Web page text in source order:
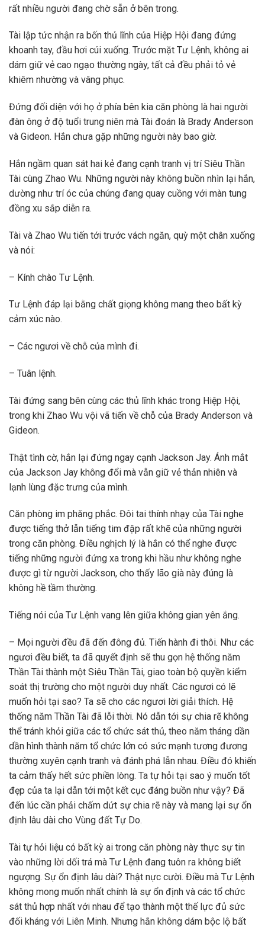
rất nhiều người đang chờ sẵn ở bên trong.
Tài lập tức nhận ra bốn thủ lĩnh của Hiệp Hội đang đứng
khoanh tay, đầu hơi cúi xuống. Trước mặt Tư Lệnh, không ai
dám giữ vẻ cao ngạo thường ngày, tất cả đều phải tỏ vẻ
khiêm nhường và vâng phục.
Đứng đối diện với họ ở phía bên kia căn phòng là hai người
đàn ông ở độ tuổi trung niên mà Tài đoán là Brady Anderson
và Gideon. Hắn chưa gặp những người này bao giờ.
Hắn ngầm quan sát hai kẻ đang cạnh tranh vị trí Siêu Thần
Tài cùng Zhao Wu. Những người này không buồn nhìn lại hắn,
dường như trí óc của chúng đang quay cuồng với màn tung
đồng xu sắp diễn ra.
Tài và Zhao Wu tiến tới trước vách ngăn, quỳ một chân xuống
và nói:
– Kính chào Tư Lệnh.
Tư Lệnh đáp lại bằng chất giọng không mang theo bất kỳ
cảm xúc nào.
– Các ngươi về chỗ của mình đi.
– Tuân lệnh.
Tài đứng sang bên cùng các thủ lĩnh khác trong Hiệp Hội,
trong khi Zhao Wu vội vã tiến về chỗ của Brady Anderson và
Gideon.
Thật tình cờ, hắn lại đứng ngay cạnh Jackson Jay. Ánh mắt
của Jackson Jay không đổi mà vẫn giữ vẻ thản nhiên và
lạnh lùng đặc trưng của mình.
Căn phòng im phăng phắc. Đôi tai thính nhạy của Tài nghe
được tiếng thở lẫn tiếng tim đập rất khẽ của những người
trong căn phòng. Điều nghịch lý là hắn có thể nghe được
tiếng những người đứng xa trong khi hầu như không nghe
được gì từ người Jackson, cho thấy lão già này đúng là
không hề tầm thường.
Tiếng nói của Tư Lệnh vang lên giữa không gian yên ắng.
– Mọi người đều đã đến đông đủ. Tiến hành đi thôi. Như các
ngươi đều biết, ta đã quyết định sẽ thu gọn hệ thống năm
Thần Tài thành một Siêu Thần Tài, giao toàn bộ quyền kiểm
soát thị trường cho một người duy nhất. Các ngươi có lẽ
muốn hỏi tại sao? Ta sẽ cho các ngươi lời giải thích. Hệ
thống năm Thần Tài đã lỗi thời. Nó dẫn tới sự chia rẽ không
thể tránh khỏi giữa các tổ chức sát thủ, theo năm tháng dần
dần hình thành năm tổ chức lớn có sức mạnh tương đương
thường xuyên cạnh tranh và đánh phá lẫn nhau. Điều đó khiến
ta cảm thấy hết sức phiền lòng. Ta tự hỏi tại sao ý muốn tốt
đẹp của ta lại dẫn tới một kết cục đáng buồn như vậy? Đã
đến lúc cần phải chấm dứt sự chia rẽ này và mang lại sự ổn
định lâu dài cho Vùng đất Tự Do.
Tài tự hỏi liệu có bất kỳ ai trong căn phòng này thực sự tin
vào những lời dối trá mà Tư Lệnh đang tuôn ra không biết
ngượng. Sự ổn định lâu dài? Thật nực cười. Điều mà Tư Lệnh
không mong muốn nhất chính là sự ổn định và các tổ chức
sát thủ hợp nhất với nhau để tạo thành một thế lực đủ sức
đối kháng với Liên Minh. Nhưng hắn không dám bộc lộ bất